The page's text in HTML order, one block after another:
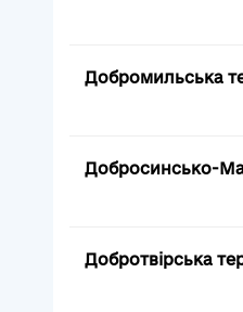
Добромильська
Добросинсько-
Добротвірська